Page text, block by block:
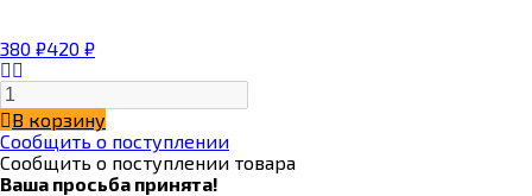
380 ₽420 ₽
В корзину
Сообщить о поступлении
Сообщить о поступлении товара
Ваша просьба принята!